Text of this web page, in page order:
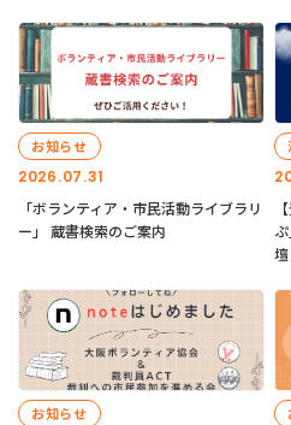
2026.07.31
お知らせ
「ボランティア・市民活動ライブラリ
ー」 蔵書検索のご案内
お知らせ